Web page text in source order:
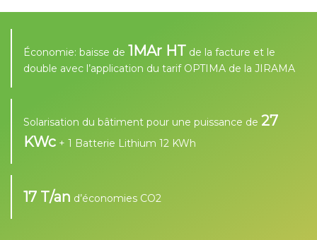
Économie: baisse de 1MAr HT de la facture et le
double avec l’application du tarif OPTIMA de la JIRAMA
Solarisation du bâtiment pour une puissance de 27
KWc + 1 Batterie Lithium 12 KWh
17 T/an d’économies CO2